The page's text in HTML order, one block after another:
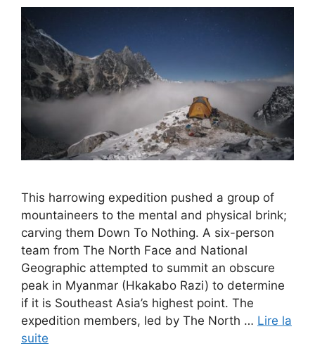
This harrowing expedition pushed a group of
mountaineers to the mental and physical brink;
carving them Down To Nothing. A six-person
team from The North Face and National
Geographic attempted to summit an obscure
peak in Myanmar (Hkakabo Razi) to determine
if it is Southeast Asia’s highest point. The
expedition members, led by The North … Lire la
suite